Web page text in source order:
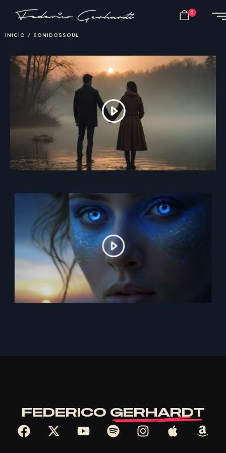
FEDERICO
GERHA RDT
0
INICIO / SONIDOSSOUL
FEDERICO GERHARDT